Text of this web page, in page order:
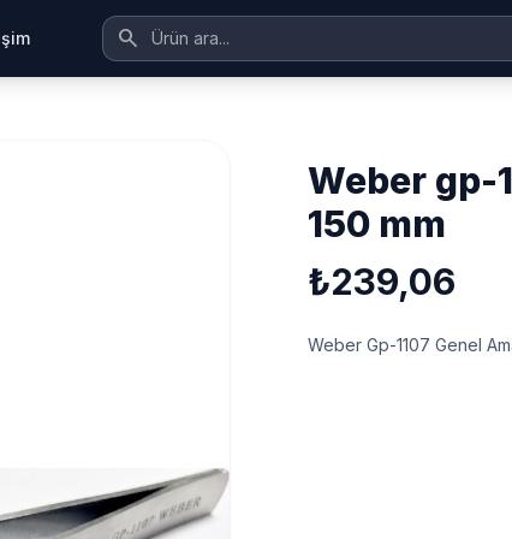
search
weber gp-1107 genel amaçlı cımbız
150 mm
₺239,06
Weber Gp-1107 Genel